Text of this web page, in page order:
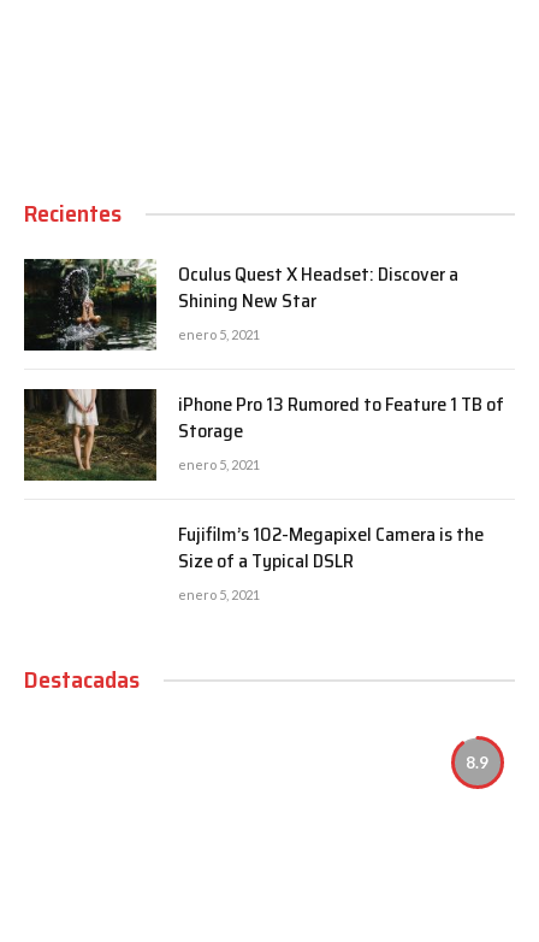
Recientes
Oculus Quest X Headset: Discover a
Shining New Star
enero 5, 2021
iPhone Pro 13 Rumored to Feature 1 TB of
Storage
enero 5, 2021
Fujifilm’s 102-Megapixel Camera is the
Size of a Typical DSLR
enero 5, 2021
Destacadas
8.9